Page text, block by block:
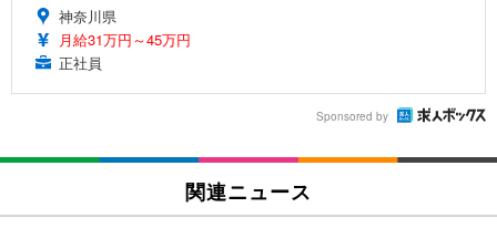
神奈川県
月給31万円～45万円
正社員
Sponsored by
関連ニュース